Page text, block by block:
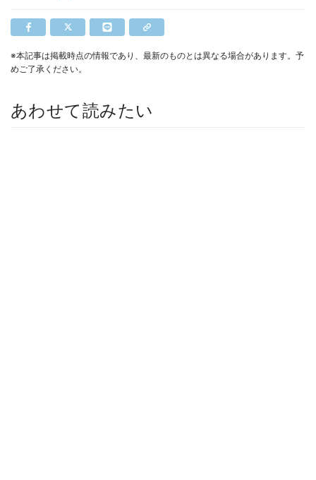
※本記事は掲載時点の情報であり、最新のものとは異なる場合があります。予
めご了承ください。
あわせて読みたい